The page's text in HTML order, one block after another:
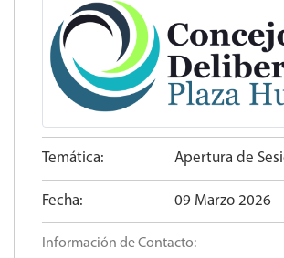
Temática: Apertura de
Fecha: 09 Marzo 2026
Información de Contacto: